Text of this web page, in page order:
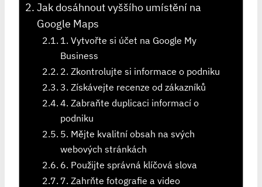
Jak dosáhnout vyššího umístění na
Google Maps
1. Vytvořte si účet na Google My
Business
2. Zkontrolujte si informace o podniku
3. Získávejte recenze od zákazníků
4. Zabraňte duplicaci informací o
podniku
5. Mějte kvalitní obsah na svých
webových stránkách
6. Použijte správná klíčová slova
7. Zahrňte fotografie a video